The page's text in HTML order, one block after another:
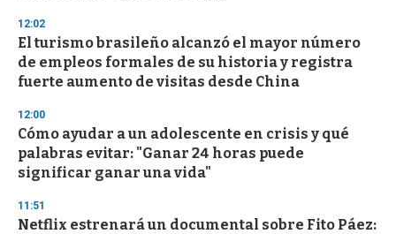
12:02
El turismo brasileño alcanzó el mayor número
de empleos formales de su historia y registra
fuerte aumento de visitas desde China
12:00
Cómo ayudar a un adolescente en crisis y qué
palabras evitar: "Ganar 24 horas puede
significar ganar una vida"
11:51
Netflix estrenará un documental sobre Fito Páez: